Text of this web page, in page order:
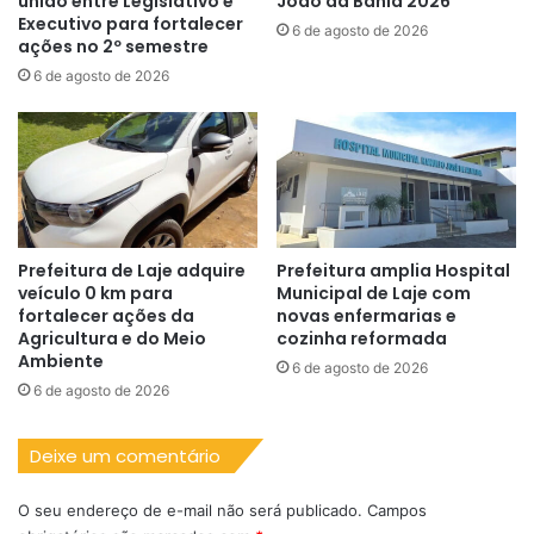
Executivo para fortalecer
ações no 2º semestre
6 de agosto de 2026
6 de agosto de 2026
Prefeitura de Laje adquire
veículo 0 km para
fortalecer ações da
Agricultura e do Meio
Ambiente
6 de agosto de 2026
Prefeitura amplia Hospital
Municipal de Laje com
novas enfermarias e
cozinha reformada
6 de agosto de 2026
Deixe um comentário
O seu endereço de e-mail não será publicado. Campos